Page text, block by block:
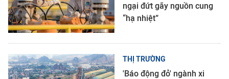
ngại đứt gãy nguồn cung
“hạ nhiệt”
THỊ TRƯỜNG
'Báo động đỏ' ngành xi